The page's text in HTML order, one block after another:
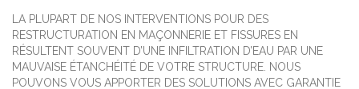
LA PLUPART DE NOS INTERVENTIONS POUR DES
RESTRUCTURATION EN MAÇONNERIE ET FISSURES EN
RÉSULTENT SOUVENT D’UNE INFILTRATION D’EAU PAR UNE
MAUVAISE ÉTANCHÉITÉ DE VOTRE STRUCTURE. NOUS
POUVONS VOUS APPORTER DES SOLUTIONS AVEC GARANTIE